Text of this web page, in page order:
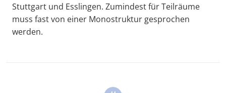
Stuttgart und Esslingen. Zumindest für Teilräume
muss fast von einer Monostruktur gesprochen
werden.